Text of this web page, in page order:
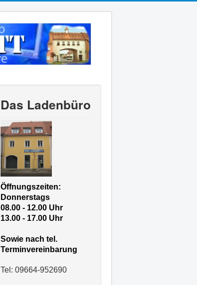
Das Ladenbüro
Öffnungszeiten:
Donnerstags
08.00 - 12.00 Uhr
13.00 - 17.00 Uhr
Sowie nach tel.
Terminvereinbarung
Tel: 09664-952690